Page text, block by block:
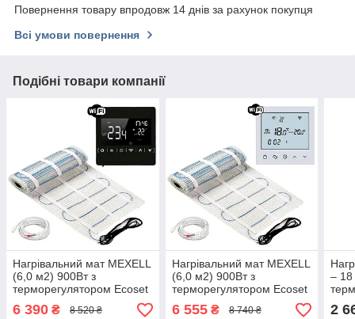
Повернення товару впродовж 14 днів за рахунок покупця
Всі умови повернення
Подібні товари компанії
Нагрівальний мат MEXELL
(6,0 м2) 900Вт з
терморегулятором Ecoset
1823 Wi-Fi
6 390 ₴ 8 520 ₴
Нагрівальний мат MEXELL
(6,0 м2) 900Вт з
терморегулятором Ecoset
TGT-70 | TDS-21 Wi-Fi
6 555₴ 8 740 ₴
–
2